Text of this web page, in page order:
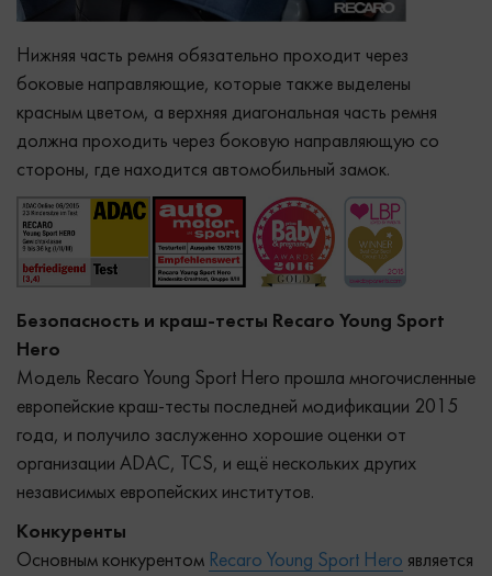
Нижняя часть ремня обязательно проходит через
боковые направляющие, которые также выделены
красным цветом, а верхняя диагональная часть ремня
должна проходить через боковую направляющую со
стороны, где находится автомобильный замок.
Безопасность и краш-тесты Recaro Young Sport
Hero
Модель Recaro Young Sport Hero прошла многочисленные
европейские краш-тесты последней модификации 2015
года, и получило заслуженно хорошие оценки от
организации ADAC, TCS, и ещё нескольких других
независимых европейских институтов.
Конкуренты
Основным конкурентом Recaro Young Sport Hero является